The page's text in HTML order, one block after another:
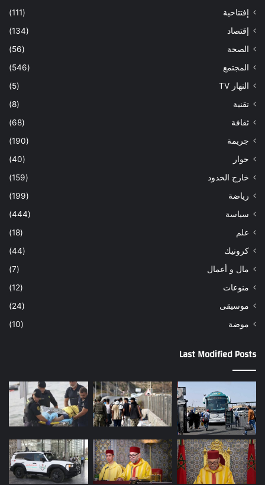
إفتتاحية
(111)
إقتصاد
(134)
الصحة
(56)
المجتمع
(546)
النهار TV
(5)
تقنية
(8)
ثقافة
(68)
جريمة
(190)
حوار
(40)
خارج الحدود
(159)
رياضة
(199)
سياسة
(444)
علم
(18)
كرونيك
(44)
مال و أعمال
(7)
منوعات
(12)
موسيقى
(24)
موضة
(10)
Last Modified Posts